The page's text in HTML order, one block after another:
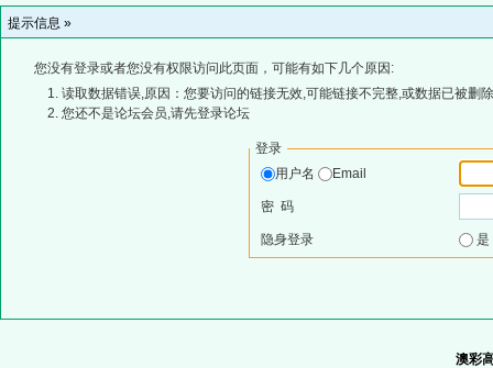
提示信息 »
您没有登录或者您没有权限访问此页面，可能有如下几个原因:
读取数据错误,原因：您要访问的链接无效,可能链接不完整,或数据已被删
您还不是论坛会员,请先登录论坛
登录
用户名
Email
密 码
隐身登录
澳彩